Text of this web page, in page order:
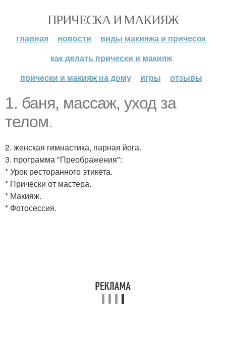
ПРИЧЕСКА И МАКИЯЖ
главная новости
виды макияжа и причесок
как делать прически и макияж
прически и макияж на дому
игры отзывы
1. баня, массаж, уход за
телом.
2. женская гимнастика, парная йога.
3. программа "Преображения":
* Урок ресторанного этикета.
* Прически от мастера.
* Макияж.
* Фотосессия.